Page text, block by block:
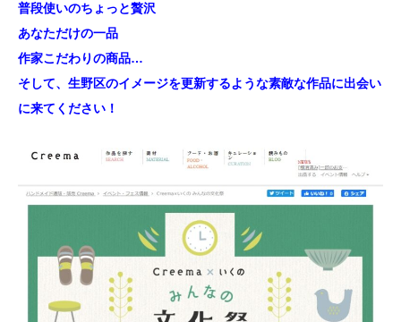
普段使いのちょっと贅沢
あなただけの一品
作家こだわりの商品…
そして、生野区のイメージを更新するような素敵な作品に出会い
に来てください！